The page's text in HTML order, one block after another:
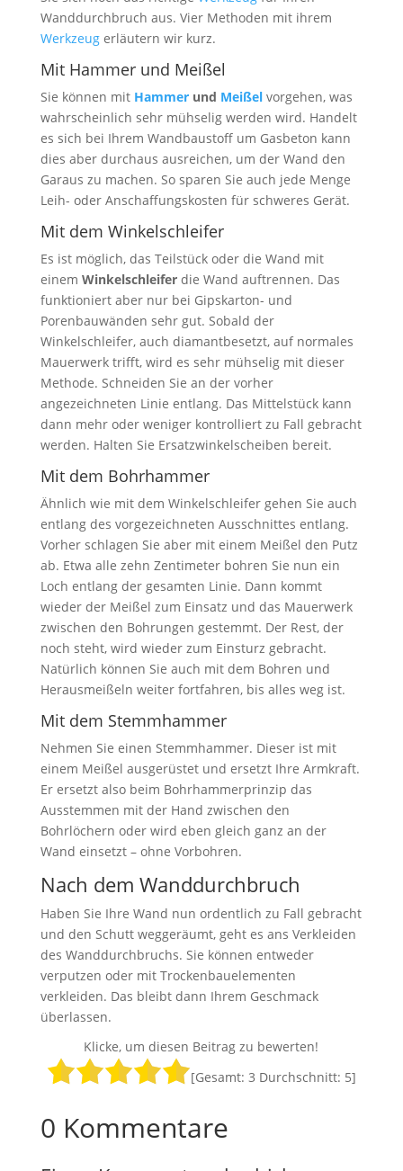
Wanddurchbruch aus. Vier Methoden mit ihrem
Werkzeugerläutern wir kurz.
Mit Hammer und Meißel
Sie können mit Hammerund Meißelvorgehen, was
wahrscheinlich sehr mühselig werden wird. Handelt
es sich bei Ihrem Wandbaustoff um Gasbeton kann
dies aber durchaus ausreichen, um der Wand den
Garaus zu machen. So sparen Sie auch jede Menge
Leih- oder Anschaffungskosten für schweres Gerät.
Mit dem Winkelschleifer
Es ist möglich, das Teilstück oder die Wand mit
einem Winkelschleiferdie Wand auftrennen. Das
funktioniert aber nur bei Gipskarton- und
Porenbauwänden sehr gut. Sobald der
Winkelschleifer, auch diamantbesetzt, auf normales
Mauerwerk trifft, wird es sehr mühselig mit dieser
Methode. Schneiden Sie an der vorher
angezeichneten Linie entlang. Das Mittelstück kann
dann mehr oder weniger kontrolliert zu Fall gebracht
werden. Halten Sie Ersatzwinkelscheiben bereit.
Mit dem Bohrhammer
Ähnlich wie mit dem Winkelschleifer gehen Sie auch
entlang des vorgezeichneten Ausschnittes entlang.
Vorher schlagen Sie aber mit einem Meißel den Putz
ab. Etwa alle zehn Zentimeter bohren Sie nun ein
Loch entlang der gesamten Linie. Dann kommt
wieder der Meißel zum Einsatz und das Mauerwerk
zwischen den Bohrungen gestemmt. Der Rest, der
noch steht, wird wieder zum Einsturz gebracht.
Natürlich können Sie auch mit dem Bohren und
Herausmeißeln weiter fortfahren, bis alles weg ist.
Mit dem Stemmhammer
Nehmen Sie einen Stemmhammer. Dieser ist mit
einem Meißel ausgerüstet und ersetzt Ihre Armkraft.
Er ersetzt also beim Bohrhammerprinzip das
Ausstemmen mit der Hand zwischen den
Bohrlöchern oder wird eben gleich ganz an der
Wand einsetzt – ohne Vorbohren.
Nach dem Wanddurchbruch
Haben Sie Ihre Wand nun ordentlich zu Fall gebracht
und den Schutt weggeräumt, geht es ans Verkleiden
des Wanddurchbruchs. Sie können entweder
verputzen oder mit Trockenbauelementen
verkleiden. Das bleibt dann Ihrem Geschmack
überlassen.
Klicke, um diesen Beitrag zu bewerten!
[Gesamt: 3 Durchschnitt: 5]
0 Kommentare